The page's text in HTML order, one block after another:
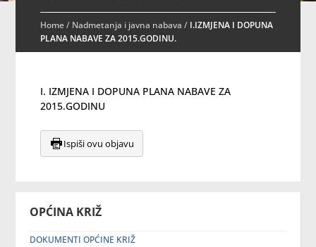
OPĆINA KRIŽ
DOKUMENTI OPĆINE KRIŽ
Home/ Nadmetanja i javna nabava / I.IZMJENA I DOPUNA
PLANA NABAVE ZA 2015.GODINU.
I. IZMJENA I DOPUNA PLANA NABAVE ZA
2015.GODINU
Ispiši ovu objavu